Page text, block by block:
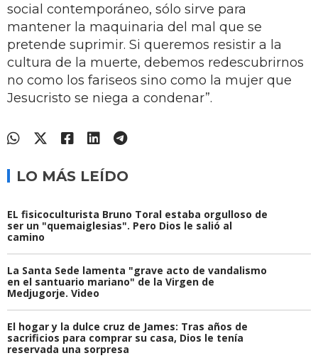
social contemporáneo, sólo sirve para
mantener la maquinaria del mal que se
pretende suprimir. Si queremos resistir a la
cultura de la muerte, debemos redescubrirnos
no como los fariseos sino como la mujer que
Jesucristo se niega a condenar”.
LO MÁS LEÍDO
EL fisicoculturista Bruno Toral estaba orgulloso de
ser un "quemaiglesias". Pero Dios le salió al
camino
La Santa Sede lamenta "grave acto de vandalismo
en el santuario mariano" de la Virgen de
Medjugorje. Video
El hogar y la dulce cruz de James: Tras años de
sacrificios para comprar su casa, Dios le tenía
reservada una sorpresa